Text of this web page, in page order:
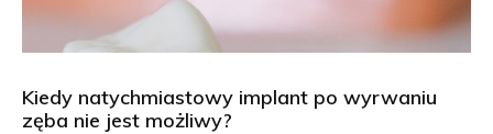
Kiedy natychmiastowy implant po wyrwaniu
zęba nie jest możliwy?